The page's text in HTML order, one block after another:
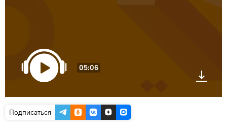
05:06
Подписаться